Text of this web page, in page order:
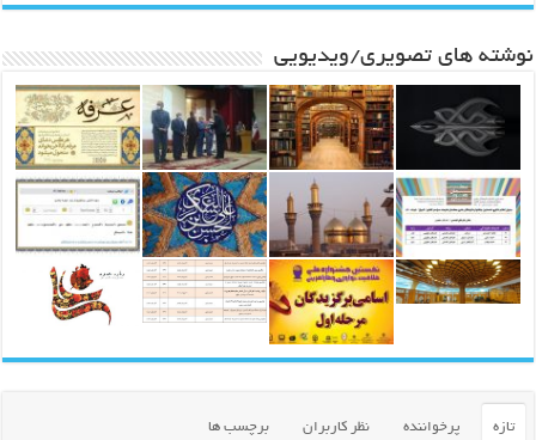
نوشته های تصویری/ویدیویی
تازه پرخواننده نظر کاربران برچسب ها